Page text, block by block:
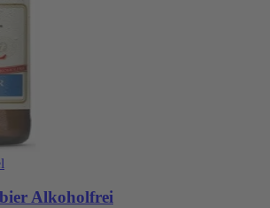
Alkoholfrei